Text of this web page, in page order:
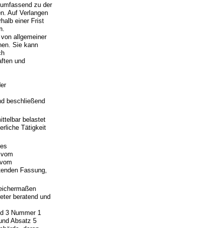
zu der
Auf Verlangen
einer Frist
allgemeiner
Sie kann
und
beschließend
belastet
Tätigkeit
Fassung,
beratend und
3 Nummer 1
Absatz 5